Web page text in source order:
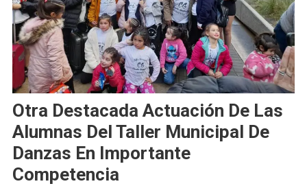
Otra Destacada Actuación De Las
Alumnas Del Taller Municipal De
Danzas En Importante
Competencia